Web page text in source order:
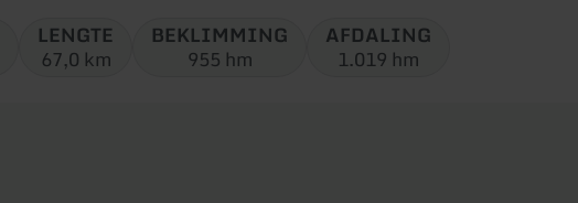
LENGTE
67,0 km
BEKLIMMING
955 hm
AFDALING
1.019 hm